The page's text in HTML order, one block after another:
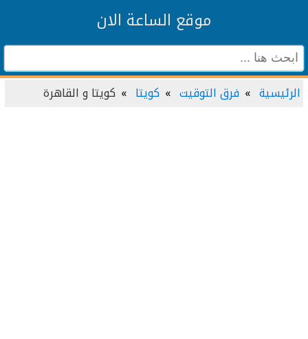
موقع الساعة الان
الرئيسية فرق التوقيت كويتا كويتا و القاهرة